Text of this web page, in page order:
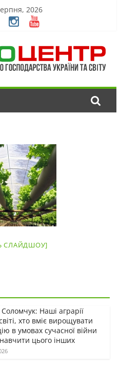
2026
СЛАЙДШОУ]
Наші аграрії
хто вміє вирощувати
в умовах сучасної війни
цього інших